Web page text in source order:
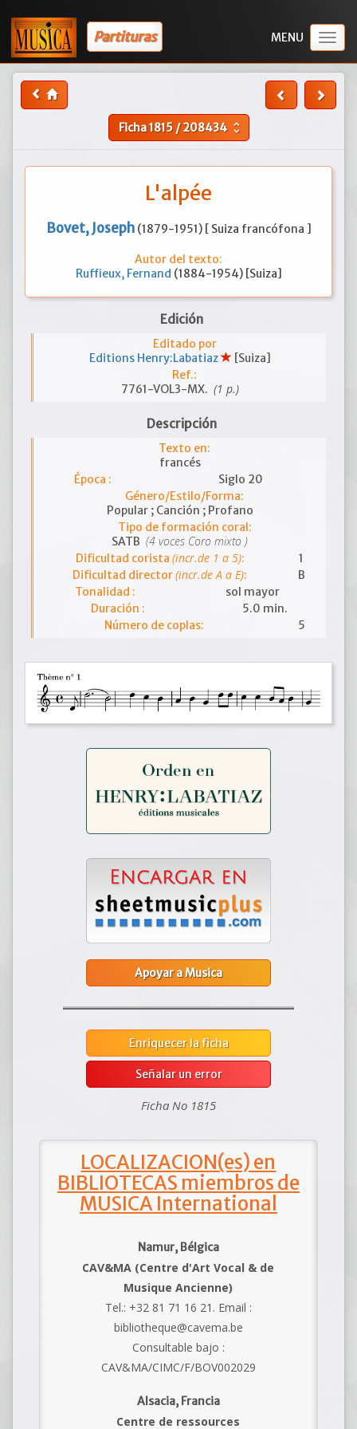
Partituras
Ficha1815/208434 unfold_more
L'alpée
Bovet, Joseph (1879-1951) [ Suiza francófona ]
Autor del texto:
Ruffieux, Fernand (1884-1954) [Suiza]
Edición
Editado por
Editions Henry:Labatiaz
[Suiza]
Ref.:
7761-VOL3-MX. (1 p.)
Descripción
Texto en:
francés
Época :
Siglo 20
Género/Estilo/Forma:
Popular ; Canción ; Profano
Tipo de formación coral:
SATB (4 voces Coro mixto )
Dificultad corista (incr.de 1 a 5):
1
Dificultad director(incr.de A a E):
B
Tonalidad :
sol mayor
Duración :
5.0 min.
Número de coplas:
5
Apoyar a Musica
Enriquecer la ficha
Señalar un error
Ficha No 1815
LOCALIZACION(es) en
BIBLIOTECAS miembros de
MUSICA International
Namur, Bélgica
CAV&MA (Centre d'Art Vocal & de
Musique Ancienne)
Tel.: +32 81 71 16 21. Email :
bibliotheque@cavema.be
Consultable bajo :
CAV&MA/CIMC/F/BOV002029
Alsacia, Francia
Centre de ressources